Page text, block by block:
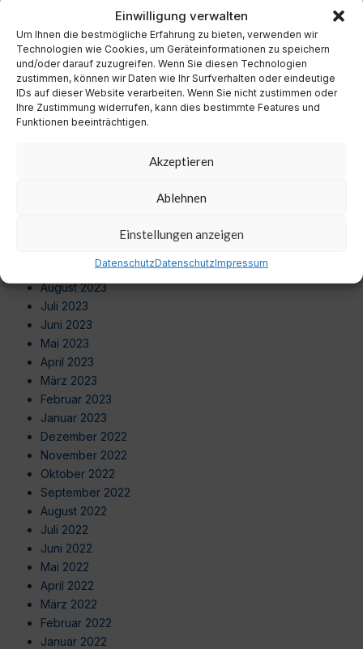
Einwilligung verwalten
Um Ihnen die bestmögliche Erfahrung zu bieten, verwenden wir
Technologien wie Cookies, um Geräteinformationen zu speichern
und/oder darauf zuzugreifen. Wenn Sie diesen Technologien
zustimmen, können wir Daten wie Ihr Surfverhalten oder eindeutige
IDs auf dieser Website verarbeiten. Wenn Sie nicht zustimmen oder
Ihre Zustimmung widerrufen, kann dies bestimmte Features und
Funktionen beeinträchtigen.
Akzeptieren
Ablehnen
Einstellungen anzeigen
DatenschutzDatenschutzImpressum
September 2024
August 2024
Juli 2024
Juni 2024
Mai 2024
November 2023
September 2023
August 2023
Juli 2023
Juni 2023
Mai 2023
April 2023
März 2023
Februar 2023
Januar 2023
Dezember 2022
November 2022
Oktober 2022
September 2022
August 2022
Juli 2022
Juni 2022
Mai 2022
April 2022
März 2022
Februar 2022
Januar 2022